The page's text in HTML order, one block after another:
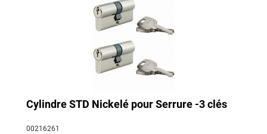
Cylindre STD Nickelé pour Serrure -3 clés
00216261